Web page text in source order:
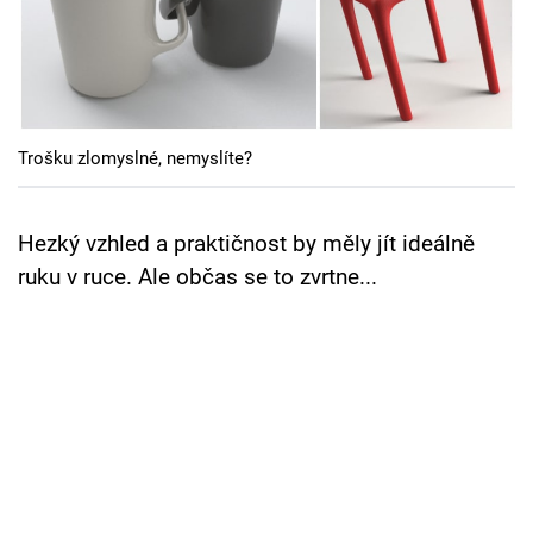
Cool Esport
Pořady
Přihlášení
Trošku zlomyslné, nemyslíte?
Hezký vzhled a praktičnost by měly jít ideálně
ruku v ruce. Ale občas se to zvrtne...